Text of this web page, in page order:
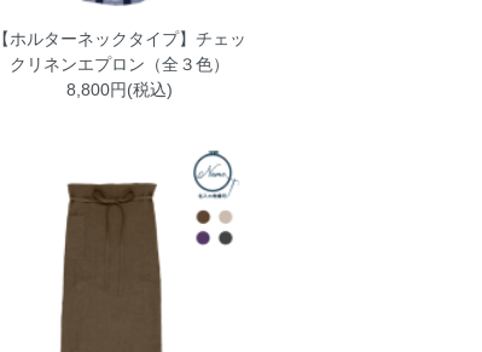
【ホルターネックタイプ】チェッ
クリネンエプロン（全３色）
8,800円(税込)